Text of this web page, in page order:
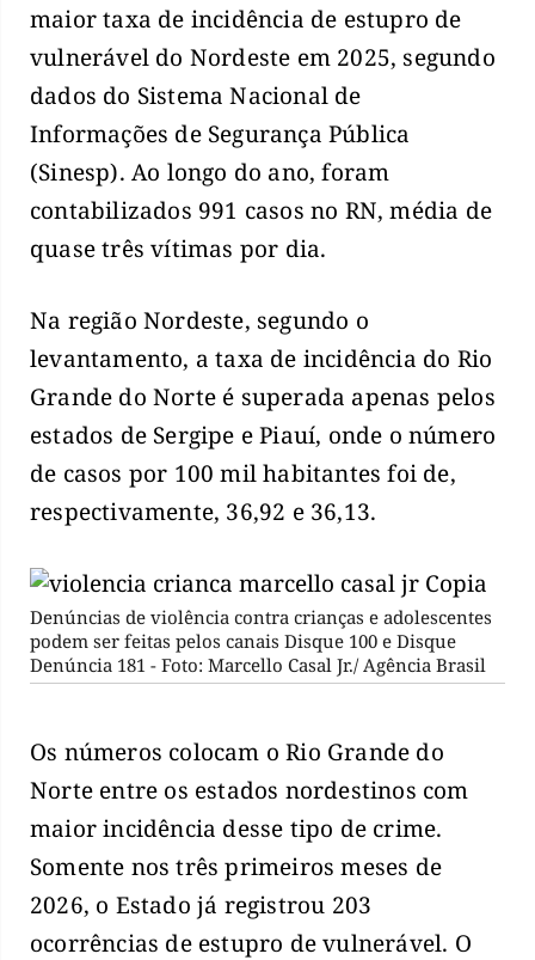
maior taxa de incidência de estupro de
vulnerável do Nordeste em 2025, segundo
dados do Sistema Nacional de
Informações de Segurança Pública
(Sinesp). Ao longo do ano, foram
contabilizados 991 casos no RN, média de
quase três vítimas por dia.
Na região Nordeste, segundo o
levantamento, a taxa de incidência do Rio
Grande do Norte é superada apenas pelos
estados de Sergipe e Piauí, onde o número
de casos por 100 mil habitantes foi de,
respectivamente, 36,92 e 36,13.
Denúncias de violência contra crianças e adolescentes
podem ser feitas pelos canais Disque 100 e Disque
Denúncia 181 - Foto: Marcello Casal Jr./ Agência Brasil
Os números colocam o Rio Grande do
Norte entre os estados nordestinos com
maior incidência desse tipo de crime.
Somente nos três primeiros meses de
2026, o Estado já registrou 203
ocorrências de estupro de vulnerável. O